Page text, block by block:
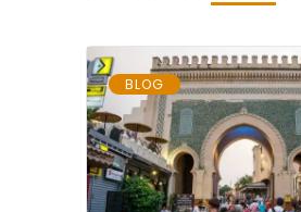
BLOG